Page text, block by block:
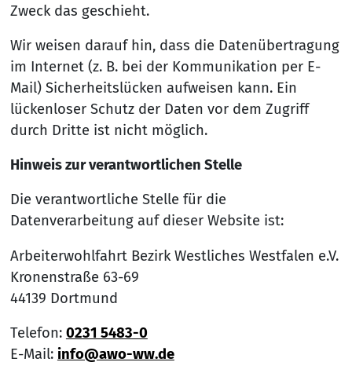
Zweck das geschieht.
Wir weisen darauf hin, dass die Datenübertragung
im Internet (z. B. bei der Kommunikation per E-
Mail) Sicherheitslücken aufweisen kann. Ein
lückenloser Schutz der Daten vor dem Zugriff
durch Dritte ist nicht möglich.
Hinweis zur verantwortlichen Stelle
Die verantwortliche Stelle für die
Datenverarbeitung auf dieser Website ist:
Arbeiterwohlfahrt Bezirk Westliches Westfalen e.V.
Kronenstraße 63-69
44139 Dortmund
Telefon: 0231 5483-0
E-Mail: info@awo-ww.de